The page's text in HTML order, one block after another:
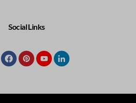
Social Links